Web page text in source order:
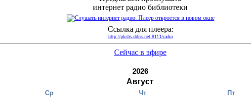
интернет радио библиотеки
Ссылка для плеера:
http://pksbs.ddns.net:8111/radio
Сейчас в эфире
2026
Август
Ср Чт Пт